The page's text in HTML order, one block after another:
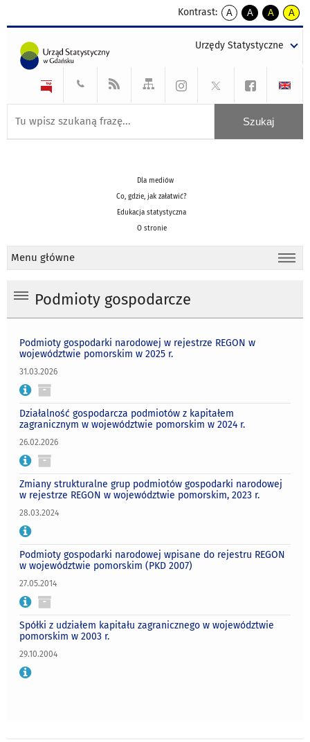
Kontrast:
A
kontrast
A
kontrast
tekst
czarnym
A
kontrast
tekst
czarnym
A
tekst
żółtym
Urzędy Statystyczne
Dla mediów
Co, gdzie, jak załatwić?
Edukacja statystyczna
O stronie
Menu główne
Podmioty gospodarcze
Podmioty gospodarki narodowej w rejestrze REGON w
województwie pomorskim w 2025 r.
31.03.2026
Działalność gospodarcza podmiotów z kapitałem
zagranicznym w województwie pomorskim w 2024 r.
26.02.2026
Zmiany strukturalne grup podmiotów gospodarki narodowej
w rejestrze REGON w województwie pomorskim, 2023 r.
28.03.2024
Podmioty gospodarki narodowej wpisane do rejestru REGON
w województwie pomorskim (PKD 2007)
27.05.2014
Spółki z udziałem kapitału zagranicznego w województwie
pomorskim w 2003 r.
29.10.2004